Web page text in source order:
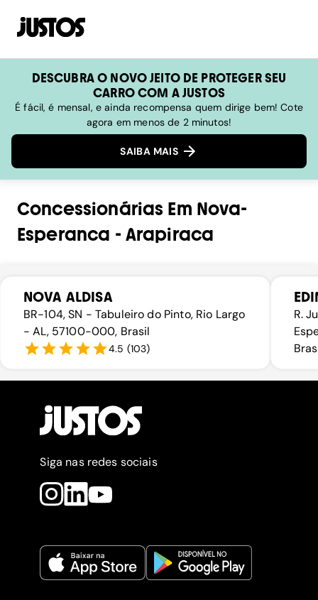
DESCUBRA O NOVO JEITO DE PROTEGER SEU
CARRO COM A JUSTOS
É fácil, é mensal, e ainda recompensa quem dirige bem! Cote
agora em menos de 2 minutos!
SAIBA MAIS
Concessionárias Em Nova-
Esperanca - Arapiraca
NOVA ALDISA
BR-104, SN - Tabuleiro do Pinto, Rio Largo
- AL, 57100-000, Brasil
4.5 (103)
R.
Siga nas redes sociais